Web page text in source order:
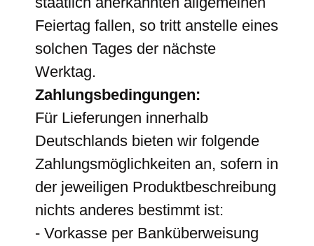
Feiertag fallen, so tritt anstelle eines
solchen Tages der nächste
Werktag.
Zahlungsbedingungen:
Für Lieferungen innerhalb
Deutschlands bieten wir folgende
Zahlungsmöglichkeiten an, sofern in
der jeweiligen Produktbeschreibung
nichts anderes bestimmt ist:
- Vorkasse per Banküberweisung